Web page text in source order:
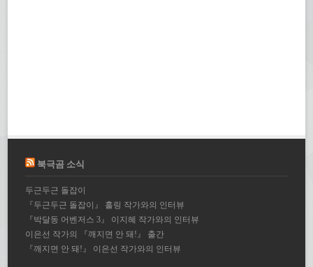
북극곰 소식
두근두근 돌잡이
『두근두근 돌잡이』 홀링 작가와의 인터뷰
『박달동 어벤저스 3』 이지혜 작가와의 인터뷰
이은선 작가의 『깨지면 안 돼!』 출간
『깨지면 안 돼!』 이은선 작가와의 인터뷰